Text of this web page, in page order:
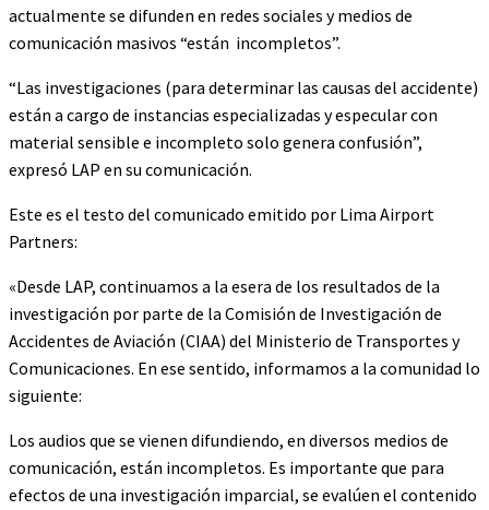
actualmente se difunden en redes sociales y medios de
comunicación masivos “están incompletos”.
“Las investigaciones (para determinar las causas del accidente)
están a cargo de instancias especializadas y especular con
material sensible e incompleto solo genera confusión”,
expresó LAP en su comunicación.
Este es el testo del comunicado emitido por Lima Airport
Partners:
«Desde LAP, continuamos a la esera de los resultados de la
investigación por parte de la Comisión de Investigación de
Accidentes de Aviación (CIAA) del Ministerio de Transportes y
Comunicaciones. En ese sentido, informamos a la comunidad lo
siguiente:
Los audios que se vienen difundiendo, en diversos medios de
comunicación, están incompletos. Es importante que para
efectos de una investigación imparcial, se evalúen el contenido